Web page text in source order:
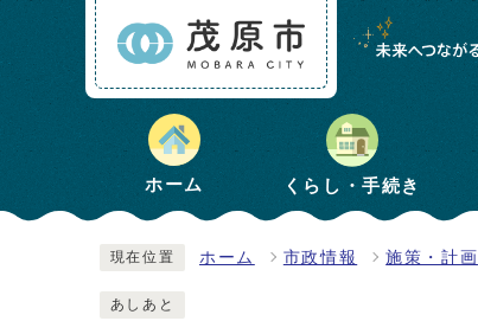
ホーム くらし・手続き
現在位置 ホーム 市政情報 施策・計画
あしあと